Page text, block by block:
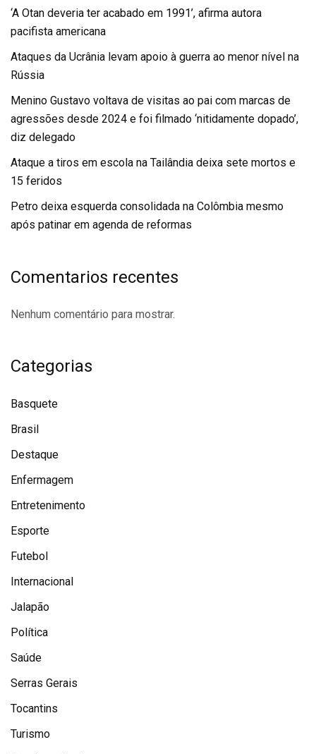
‘A Otan deveria ter acabado em 1991’, afirma autora
pacifista americana
Ataques da Ucrânia levam apoio à guerra ao menor nível na
Rússia
Menino Gustavo voltava de visitas ao pai com marcas de
agressões desde 2024 e foi filmado ‘nitidamente dopado’,
diz delegado
Ataque a tiros em escola na Tailândia deixa sete mortos e
15 feridos
Petro deixa esquerda consolidada na Colômbia mesmo
após patinar em agenda de reformas
Comentarios recentes
Nenhum comentário para mostrar.
Categorias
Basquete
Brasil
Destaque
Enfermagem
Entretenimento
Esporte
Futebol
Internacional
Jalapão
Política
Saúde
Serras Gerais
Tocantins
Turismo